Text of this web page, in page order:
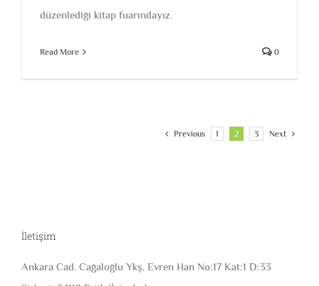
düzenlediği kitap fuarındayız.
Read More 0
Previous 1 2 3 Next
İletişim
Ankara Cad. Cağaloğlu Ykş. Evren Han No:17 Kat:1 D:33